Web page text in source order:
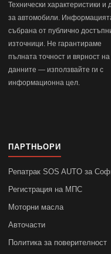
Технически характеристики и
за автомобили.
събрана от публично
източници. Не гарантираме
пълната точност и вярност на
данните — използвайте ги с
информационна цел.
ПАРТНЬОРИ
Репатрак SOS AUTO за
Регистрация на МПС
Моторни масла
Авточасти
Политика за поверителност